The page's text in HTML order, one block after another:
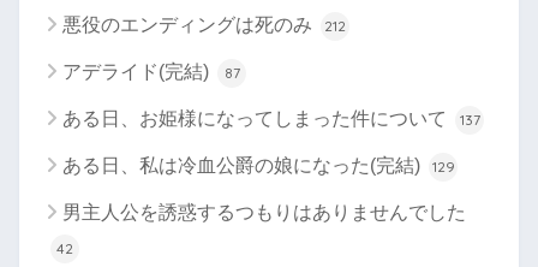
悪役のエンディングは死のみ 212
アデライド(完結) 87
ある日、お姫様になってしまった件について 137
ある日、私は冷血公爵の娘になった(完結) 129
男主人公を誘惑するつもりはありませんでした
42